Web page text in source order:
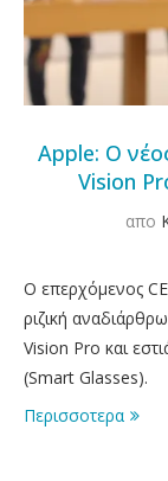
Apple: Ο
Vision
απο
Ο επερχόμενος
ριζική
Vision Pro και
(Smart Glasses).
Περισσοτερα